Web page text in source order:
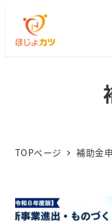
TOPページ 補助金